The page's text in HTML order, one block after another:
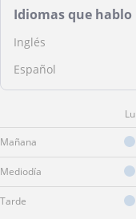
Idiomas que hablo
Inglés
Español
Lu
Mañana
Mediodía
Tarde